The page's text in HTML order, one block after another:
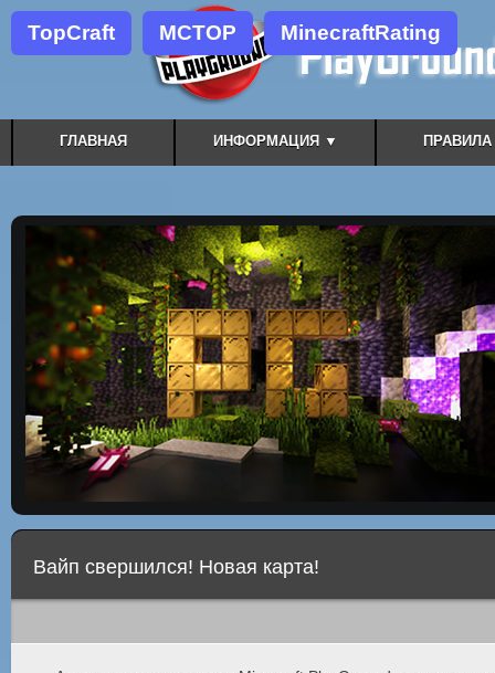
TopCraft MCTOP MinecraftRating
ГЛАВНАЯ ИНФОРМАЦИЯ ▼ ПРАВИЛА
Вайп свершился! Новая карта!